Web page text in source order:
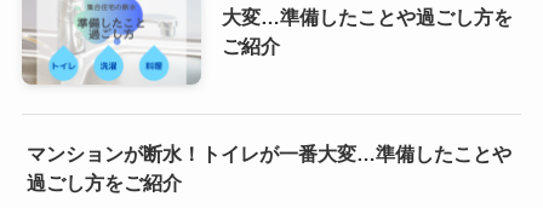
大変…準備したことや過ごし方を
ご紹介
マンションが断水！トイレが一番大変…準備したことや
過ごし方をご紹介